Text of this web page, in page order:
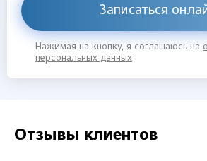
Записаться
Нажимая на кнопку, я соглашаюсь на
персональных данных
Отзывы клиентов